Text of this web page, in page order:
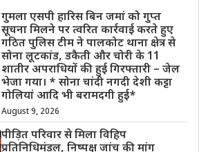
गुमला एसपी हारिस बिन जमां को गुप्त
सूचना मिलने पर त्वरित कार्रवाई करते हुए
गठित पुलिस टीम ने पालकोट थाना क्षेत्र से
सोना लूटकांड, डकैती और चोरी के 11
शातीर अपराधियों की हुई गिरफ्तारी – जेल
भेजा गया। * सोना चांदी नगदी देशी कट्टा
गोलियां आदि भी बरामदगी हुई*
August 9, 2026
पीड़ित परिवार से मिला विहिप
प्रतिनिधिमंडल, निष्पक्ष जांच की मांग